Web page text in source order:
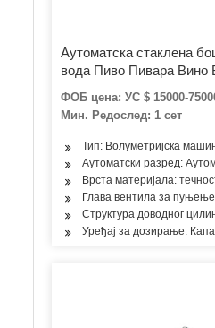
Аутоматска стаклена
вода Пиво Пивара Вино
Млечни сос Мед
за сируп Пуњење
затварање
ФОБ цена: УС $ 15000-
Мин. Редослед: 1 сет
Тип: Волуметријска
Аутоматски разред:
Врста материјала:
Глава вентила за
Структура доводног
Уређај за дозирање: